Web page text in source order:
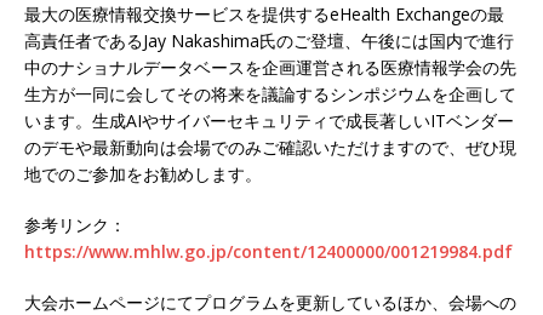
最大の医療情報交換サービスを提供するeHealth Exchangeの最
高責任者であるJay Nakashima氏のご登壇、午後には国内で進行
中のナショナルデータベースを企画運営される医療情報学会の先
生方が一同に会してその将来を議論するシンポジウムを企画して
います。生成AIやサイバーセキュリティで成長著しいITベンダー
のデモや最新動向は会場でのみご確認いただけますので、ぜひ現
地でのご参加をお勧めします。
参考リンク：
https://www.mhlw.go.jp/content/12400000/001219984.pdf
大会ホームページにてプログラムを更新しているほか、会場への